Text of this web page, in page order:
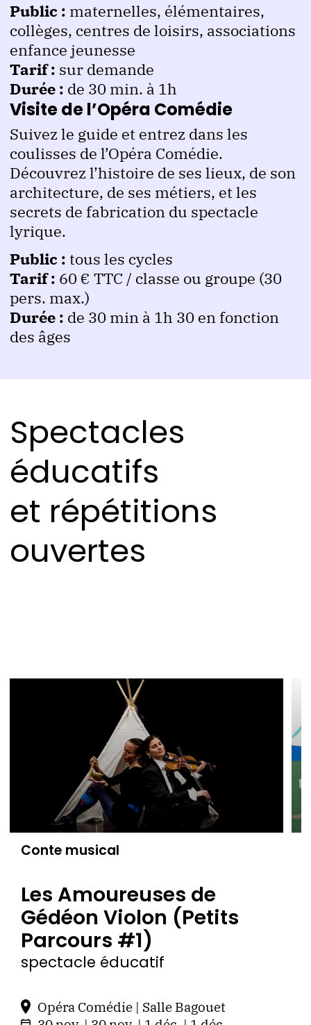
Public : maternelles, élémentaires,
collèges, centres de loisirs, associations
enfance jeunesse
Tarif : sur demande
Durée : de 30 min. à 1h
Visite de l’Opéra Comédie
Suivez le guide et entrez dans les
coulisses de l’Opéra Comédie.
Découvrez l’histoire de ses lieux, de son
architecture, de ses métiers, et les
secrets de fabrication du spectacle
lyrique.
Public : tous les cycles
Tarif : 60 € TTC / classe ou groupe (30
pers. max.)
Durée : de 30 min à 1h 30 en fonction
des âges
Spectacles
éducatifs
et répétitions
ouvertes
Conte musical
Les Amoureuses de
Gédéon Violon (Petits
Parcours #1)
spectacle éducatif
Opéra Comédie | Salle Bagouet